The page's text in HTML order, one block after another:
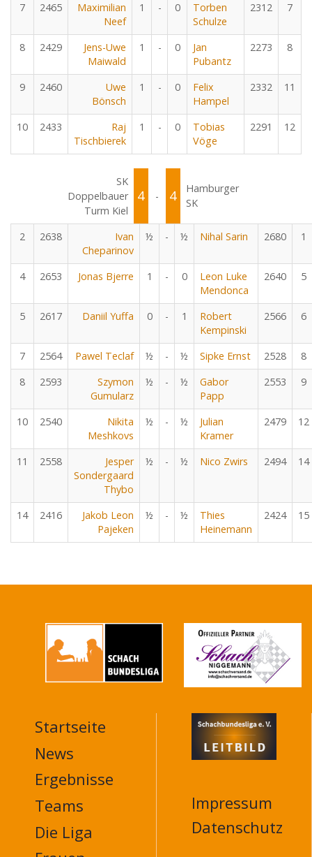
7 2465
Maximilian
Neef
1 - 0
Torben
Schulze
2312 7
8 2429
Jens-Uwe
Maiwald
1 - 0
Jan
Pubantz
2273 8
9 2460
Uwe
Bönsch
1 - 0
Felix
Hampel
2332 11
10 2433
Raj
Tischbierek
1 - 0
Tobias
Vöge
2291 12
SK
Doppelbauer
Turm Kiel
4 - 4
Hamburger
SK
2 2638
Ivan
Cheparinov
½ - ½ Nihal Sarin 2680 1
4 2653 Jonas Bjerre 1 - 0
Leon Luke
Mendonca
2640 5
5 2617 Daniil Yuffa 0 - 1
Robert
Kempinski
2566 6
7 2564 Pawel Teclaf ½ - ½ Sipke Ernst 2528
8
8
2593
Szymon
Gumularz
½ - ½
Gabor
Papp
2553 9
10 2540
Nikita
Meshkovs
½ - ½
Julian
Kramer
2479 12
11 2558
Jesper
Sondergaard
Thybo
½ - ½ Nico Zwirs 2494 14
14 2416
Jakob Leon
Pajeken
½ - ½
Thies
Heinemann
2424 15
MAIN
NAVIGATION
FOOTER
Startseite
News
Ergebnisse
Teams
Die Liga
Impressum
Datenschutz